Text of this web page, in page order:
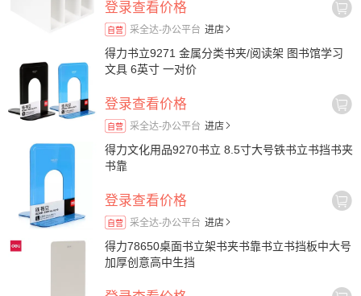
登录查看价格
自营 采全达-办公平台 进店
得力书立9271 金属分类书夹/阅读架 图书馆学习
文具 6英寸 一对价
登录查看价格
自营 采全达-办公平台 进店
得力文化用品9270书立 8.5寸大号铁书立书挡书夹
书靠
登录查看价格
自营 采全达-办公平台 进店
得力78650桌面书立架书夹书靠书立书挡板中大号
加厚创意高中生挡